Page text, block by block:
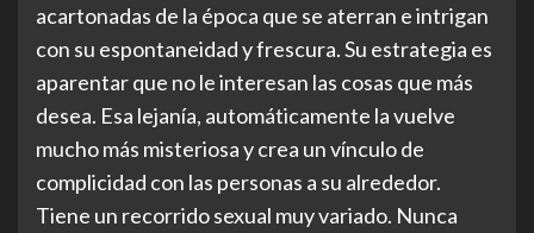
acartonadas de la época que se aterran e intrigan
con su espontaneidad y frescura. Su estrategia es
aparentar que no le interesan las cosas que más
desea. Esa lejanía, automáticamente la vuelve
mucho más misteriosa y crea un vínculo de
complicidad con las personas a su alrededor.
Tiene un recorrido sexual muy variado. Nunca